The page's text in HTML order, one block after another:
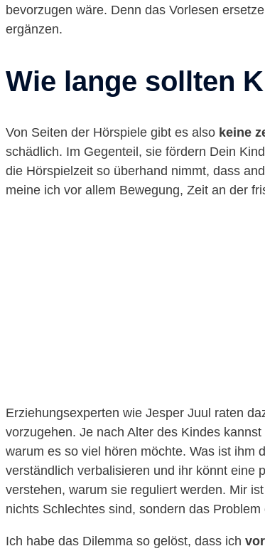
bevorzugen wäre. Denn das Vorlesen
ergänzen.
Wie lange sollten
Von Seiten der Hörspiele gibt es also keine
schädlich. Im Gegenteil, sie fördern Dein
die Hörspielzeit so überhand nimmt, dass
meine ich vor allem Bewegung, Zeit an der
Erziehungsexperten wie Jesper Juul raten
vorzugehen. Je nach Alter des Kindes
warum es so viel hören möchte. Was ist ihm
verständlich verbalisieren und ihr könnt eine
verstehen, warum sie reguliert werden. Mir
nichts Schlechtes sind, sondern das
Ich habe das Dilemma so gelöst, dass ich